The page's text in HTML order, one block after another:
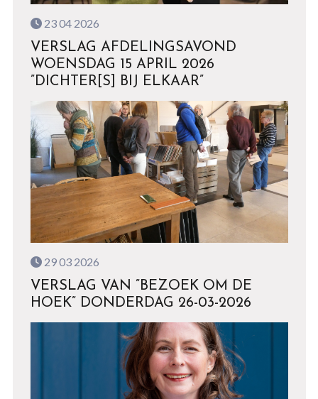
23 04 2026
VERSLAG AFDELINGSAVOND
WOENSDAG 15 APRIL 2026
”DICHTER[S] BIJ ELKAAR”
29 03 2026
VERSLAG VAN ”BEZOEK OM DE
HOEK” DONDERDAG 26-03-2026